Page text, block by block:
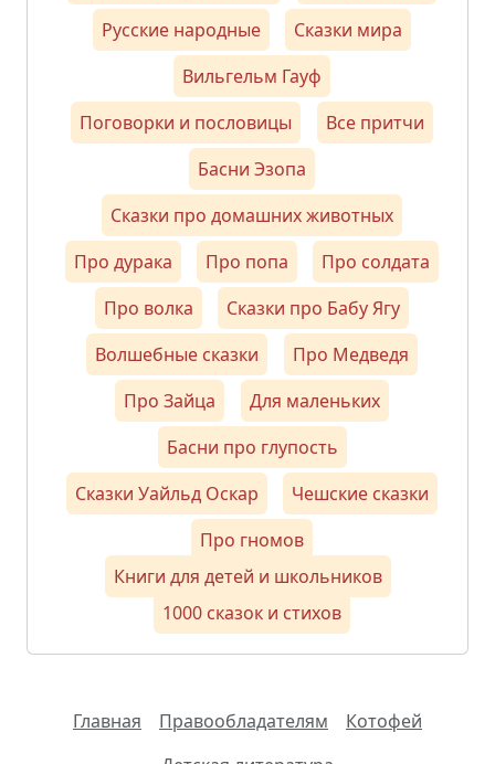
Русские народные
Сказки мира
Вильгельм Гауф
Поговорки и пословицы
Все притчи
Басни Эзопа
Сказки про домашних животных
Про дурака
Про попа
Про солдата
Про волка
Сказки про Бабу Ягу
Волшебные сказки
Про Медведя
Про Зайца
Для маленьких
Басни про глупость
Сказки Уайльд Оскар
Чешские сказки
Про гномов
Книги для детей и школьников
1000 сказок и стихов
Главная Правообладателям
Котофей